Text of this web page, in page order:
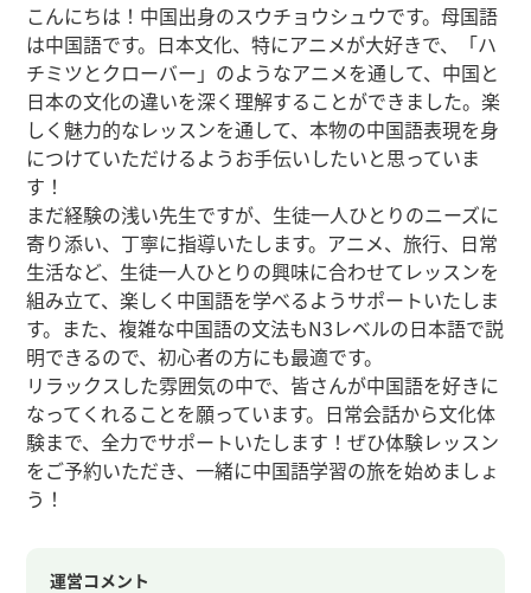
こんにちは！中国出身のスウチョウシュウです。母国語
は中国語です。日本文化、特にアニメが大好きで、「ハ
チミツとクローバー」のようなアニメを通して、中国と
日本の文化の違いを深く理解することができました。楽
しく魅力的なレッスンを通して、本物の中国語表現を身
につけていただけるようお手伝いしたいと思っていま
す！
まだ経験の浅い先生ですが、生徒一人ひとりのニーズに
寄り添い、丁寧に指導いたします。アニメ、旅行、日常
生活など、生徒一人ひとりの興味に合わせてレッスンを
組み立て、楽しく中国語を学べるようサポートいたしま
す。また、複雑な中国語の文法もN3レベルの日本語で説
明できるので、初心者の方にも最適です。
リラックスした雰囲気の中で、皆さんが中国語を好きに
なってくれることを願っています。日常会話から文化体
験まで、全力でサポートいたします！ぜひ体験レッスン
をご予約いただき、一緒に中国語学習の旅を始めましょ
う！
運営コメント